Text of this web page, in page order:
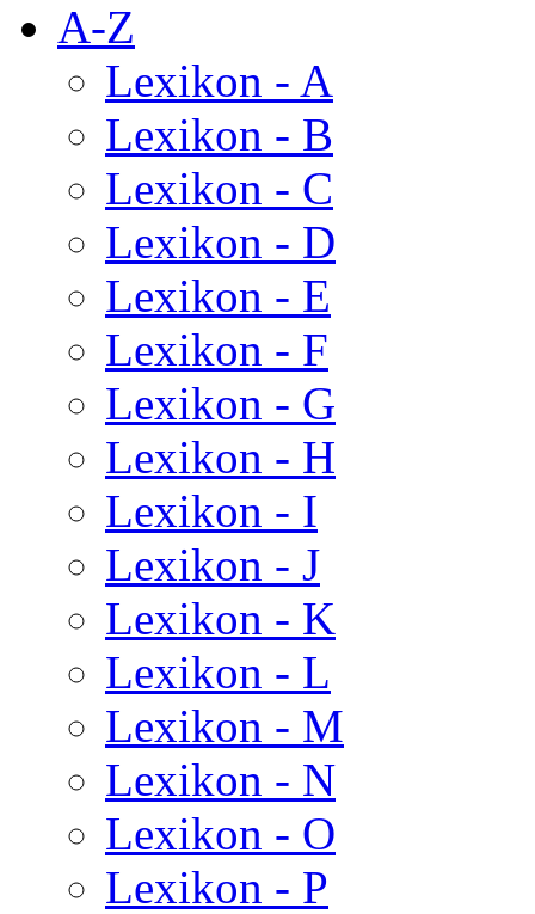
A-Z
Lexikon - A
Lexikon - B
Lexikon - C
Lexikon - D
Lexikon - E
Lexikon - F
Lexikon - G
Lexikon - H
Lexikon - I
Lexikon - J
Lexikon - K
Lexikon - L
Lexikon - M
Lexikon - N
Lexikon - O
Lexikon - P